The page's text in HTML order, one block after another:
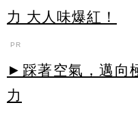
力 大人味爆紅！
PR
►踩著空氣，邁向
力